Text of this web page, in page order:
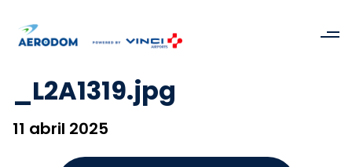
_L2A1319.jpg
11 abril 2025